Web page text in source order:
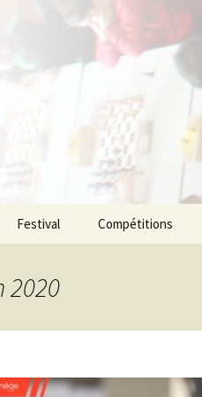
de
Festival Compétitions
2020